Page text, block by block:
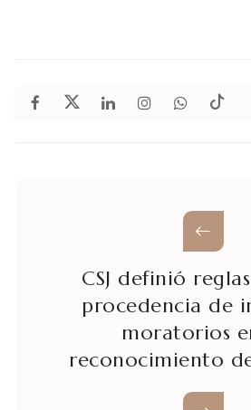
CSJ definió
procedencia de
moratorios
reconocimiento